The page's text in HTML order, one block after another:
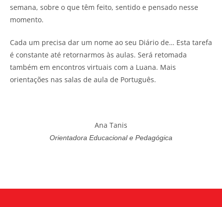
semana, sobre o que têm feito, sentido e pensado nesse
momento.
Cada um precisa dar um nome ao seu Diário de… Esta tarefa
é constante até retornarmos às aulas. Será retomada
também em encontros virtuais com a Luana. Mais
orientações nas salas de aula de Português.
Ana Tanis
Orientadora Educacional e Pedagógica